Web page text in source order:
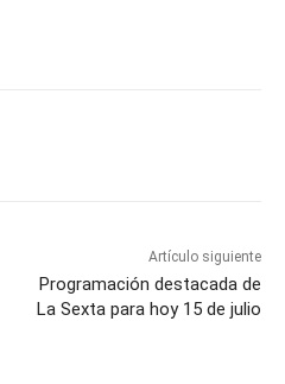
Artículo siguiente
Programación destacada de
La Sexta para hoy 15 de julio